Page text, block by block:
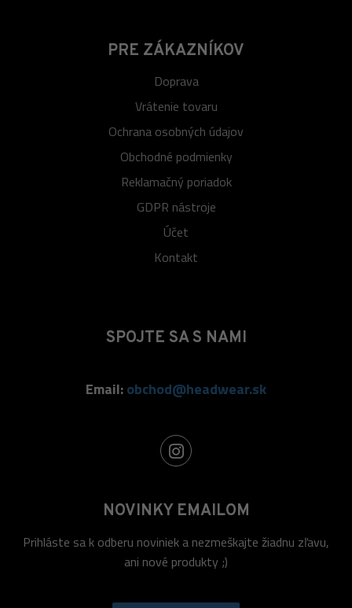
PRE ZÁKAZNÍKOV
Doprava
Vrátenie tovaru
Ochrana osobných údajov
Obchodné podmienky
Reklamačný poriadok
GDPR nástroje
Účet
Kontakt
SPOJTE SA S NAMI
Email:obchod@headwear.sk
NOVINKY EMAILOM
Prihláste sa k odberu noviniek a nezmeškajte žiadnu zľavu,
ani nové produkty ;)